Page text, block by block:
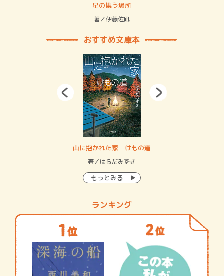
星の集う場所
著／伊藤佐凪
おすすめ文庫本
山に抱かれた家 けもの道
著／はらだみずき
もっとみる
ランキング